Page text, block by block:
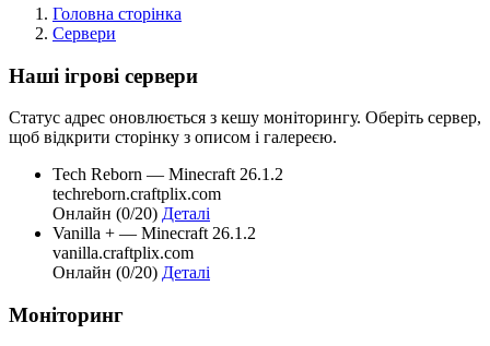
Головна сторінка
Сервери
Наші ігрові сервери
Статус адрес оновлюється з кешу моніторингу. Оберіть сервер,
щоб відкрити сторінку з описом і галереєю.
Tech Reborn — Minecraft 26.1.2
techreborn.craftplix.com
Онлайн (0/20) Деталі
Vanilla + — Minecraft 26.1.2
vanilla.craftplix.com
Онлайн (0/20) Деталі
Моніторинг